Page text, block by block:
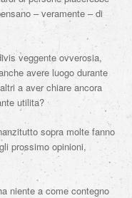
– veramente – di
veggente ovverosia,
avere luogo durante
a aver chiare ancora
utilita?
sopra molte fanno
prossimo opinioni,
niente a come contegno